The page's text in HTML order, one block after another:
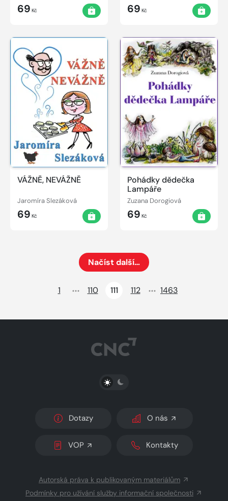
69 Kč 69 Kč
VÁŽNĚ, NEVÁŽNĚ
Jaromíra Slezáková
69 Kč
Pohádky dědečka
Lampáře
Zuzana Dorogiová
69 Kč
Načíst další…
1
110 111 112 1463
PŘEPNOUT SVĚTLÝ/TMAVÝ REŽIM
Dotazy O nás
VOP Kontakty
Autorská práva k publikovaným materiálům
Podmínky pro užívání služby informační společnosti